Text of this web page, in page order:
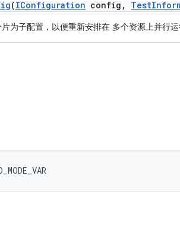
(IConfiguration config , Test
为子配置，以便重新安排在 多个资源上并行运